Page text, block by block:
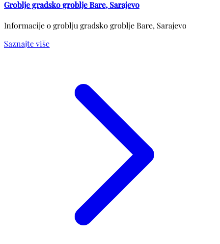
Groblje gradsko groblje Bare, Sarajevo
Informacije o groblju gradsko groblje Bare, Sarajevo
Saznajte više